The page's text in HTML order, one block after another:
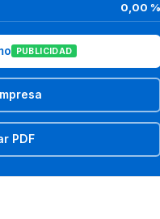
0,00 %
PUBLICIDAD
PDF